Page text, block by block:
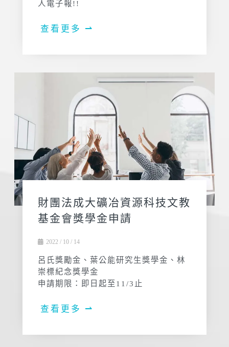
人電子報!!
查看更多 ⇀
財團法成大礦冶資源科技文教
基金會獎學金申請
2022 / 10 / 14
呂氏獎勵金、葉公能研究生獎學金、林
崇標紀念獎學金
申請期限：即日起至11/3止
查看更多 ⇀